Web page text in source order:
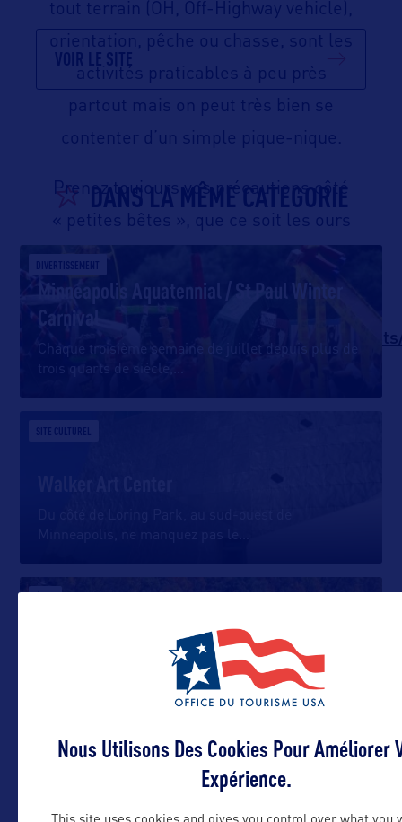
tout terrain (OH, Off-Highway vehicle),
orientation, pêche ou chasse, sont les
activités praticables à peu près
partout mais on peut très bien se
contenter d’un simple pique-nique.
Prenez toujours vos précautions côté
« petites bêtes », que ce soit les ours
Site internet :
https://www.dnr.state.mn.us/
VOIR LE SITE
DANS LA MÊME CATEGORIE
DIVERTISSEMENT
Minneapolis Aquatennial / St Paul Winter
Carnival
Chaque troisième semaine de juillet depuis plus de
trois quarts de siècle,
SITE CULTUREL
Minneapolis, ne manquez pas le
Nous Utilisons Des Cookies Pour Améliorer
Expérience.